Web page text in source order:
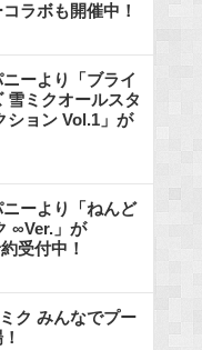
ラボも開催中！
ーより「ブライ
雪ミクオールスタ
ション Vol.1」が
ーより「ねんど
∞Ver.」が
受付中！
ク みんなでプー